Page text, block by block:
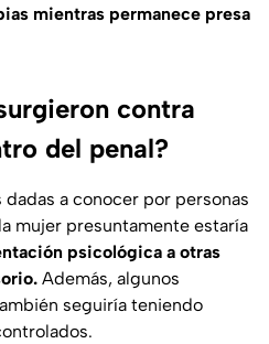
mientras permanece presa
contra
del penal?
a conocer por personas
mujer presuntamente estaría
psicológica a otras
Además, algunos
seguiría teniendo